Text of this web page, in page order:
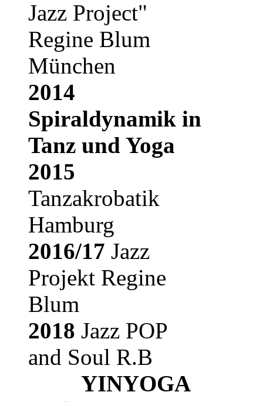
Jazz Project"
Regine Blum
München
2014
Spiraldynamik in
Tanz und Yoga
2015
Tanzakrobatik
Hamburg
2016/17 Jazz
Projekt Regine
Blum
2018 Jazz POP
and Soul R.B
YINYOGA